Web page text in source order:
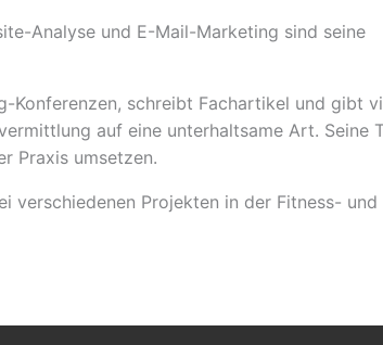
Analyse und E-Mail-Marketing sind seine
Konferenzen, schreibt Fachartikel und gibt
auf eine unterhaltsame Art. Seine
Praxis umsetzen.
verschiedenen Projekten in der Fitness- und